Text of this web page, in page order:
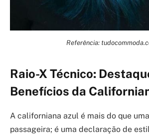
Referência:
Raio-X Técnico:
Benefícios da
A californiana azul é mais do que
passageira; é uma declaração de